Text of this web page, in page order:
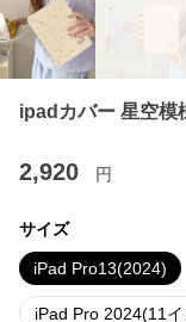
ipadカバー 星空模
2,920 円
サイズ
iPad Pro13(2024)
iPad Pro 2024(11